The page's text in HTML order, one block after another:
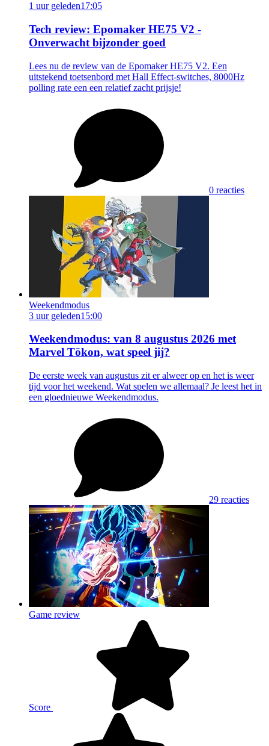
1 uur geleden17:05
Tech review: Epomaker HE75 V2 -
Onverwacht bijzonder goed
Lees nu de review van de Epomaker HE75 V2. Een
uitstekend toetsenbord met Hall Effect-switches, 8000Hz
polling rate een een relatief zacht prijsje!
0 reacties
Weekendmodus
3 uur geleden15:00
Weekendmodus: van 8 augustus 2026 met
Marvel Tōkon, wat speel jij?
De eerste week van augustus zit er alweer op en het is weer
tijd voor het weekend. Wat spelen we allemaal? Je leest het in
een gloednieuwe Weekendmodus.
29 reacties
Game review
Score